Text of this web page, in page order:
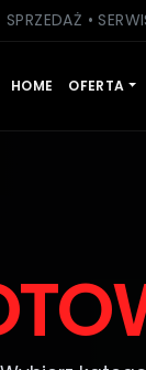
SPRZEDAŻ •
HOME OFERTA